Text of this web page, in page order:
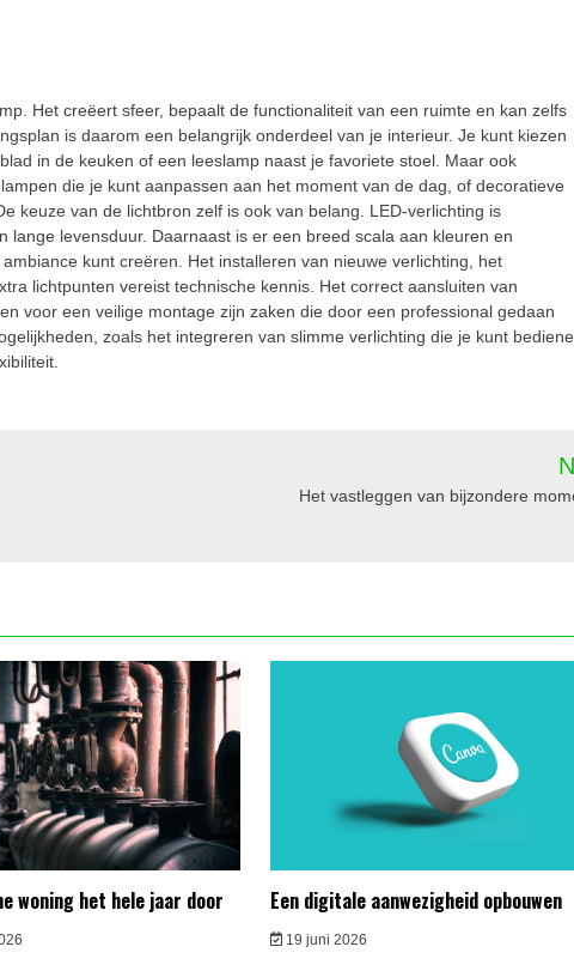
Het creëert sfeer, bepaalt de functionaliteit van een ruimte en kan zelfs
is daarom een belangrijk onderdeel van je interieur. Je kunt kiezen
in de keuken of een leeslamp naast je favoriete stoel. Maar ook
die je kunt aanpassen aan het moment van de dag, of decoratieve
keuze van de lichtbron zelf is ook van belang. LED-verlichting is
levensduur. Daarnaast is er een breed scala aan kleuren en
kunt creëren. Het installeren van nieuwe verlichting, het
lichtpunten vereist technische kennis. Het correct aansluiten van
voor een veilige montage zijn zaken die door een professional gedaan
zoals het integreren van slimme verlichting die je kunt
Het vastleggen van bijzondere
woning het hele jaar door Een digitale aanwezigheid opbouwen
19 juni 2026